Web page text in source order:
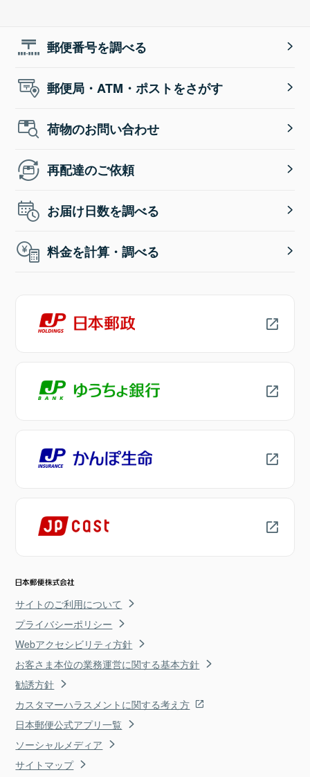
郵便番号を調べる
郵便局・ATM・ポストをさがす
荷物のお問い合わせ
再配達のご依頼
お届け日数を調べる
料金を計算・調べる
サイトのご利用について
プライバシーポリシー
Webアクセシビリティ方針
お客さま本位の業務運営に関する基本方針
勧誘方針
カスタマーハラスメントに関する考え方
日本郵便公式アプリ一覧
ソーシャルメディア
サイトマップ